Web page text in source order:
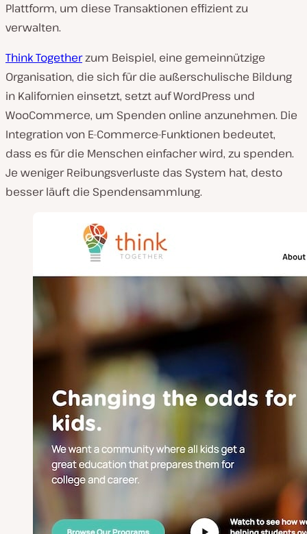
Plattform, um diese Transaktionen effizient zu
verwalten.
Think Togetherzum Beispiel, eine gemeinnützige
Organisation, die sich für die außerschulische Bildung
in Kalifornien einsetzt, setzt auf WordPress und
WooCommerce, um Spenden online anzunehmen. Die
Integration von E-Commerce-Funktionen bedeutet,
dass es für die Menschen einfacher wird, zu spenden.
Je weniger Reibungsverluste das System hat, desto
besser läuft die Spendensammlung.